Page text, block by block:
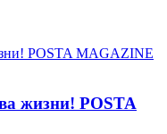
жизни! POSTA